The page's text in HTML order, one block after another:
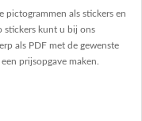
pictogrammen als stickers en
stickers kunt u bij ons
als PDF met de gewenste
prijsopgave maken.